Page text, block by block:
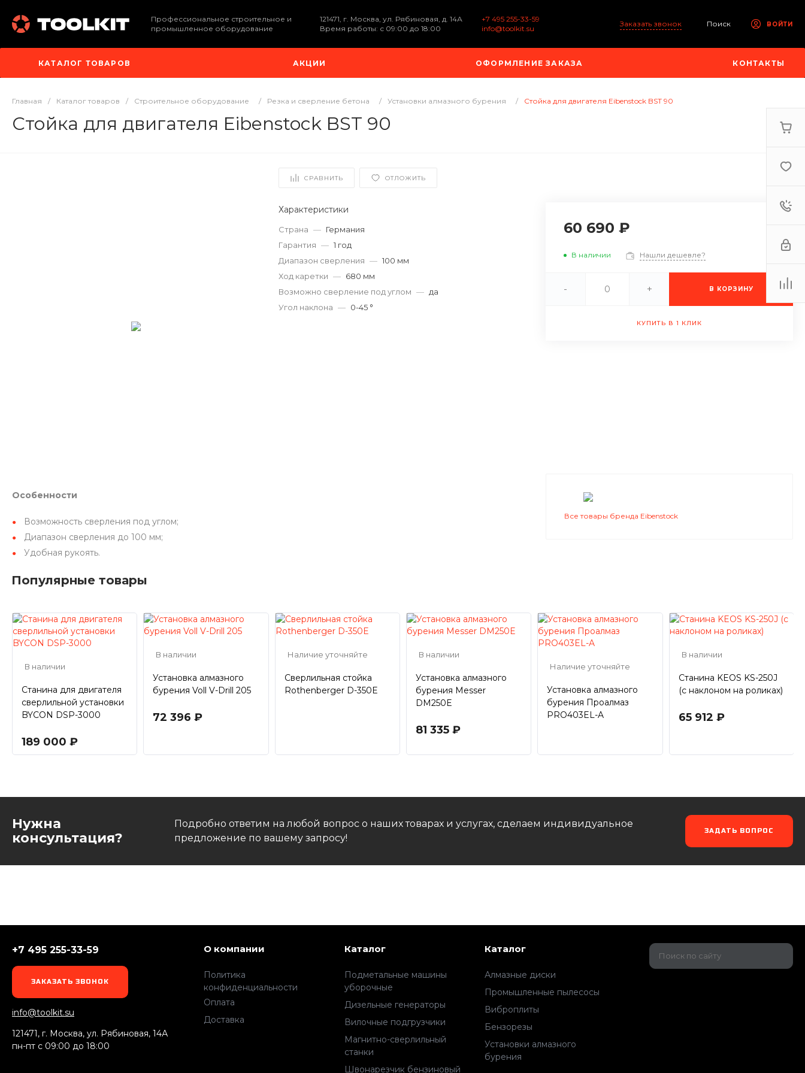
Профессиональное строительное и
промышленное оборудование
121471, г. Москва, ул. Рябиновая, д. 14А
Время работы: с 09:00 до 18:00
+7 495 255-33-59
info@toolkit.su
Заказать звонок Поиск ВОЙТИ
КАТАЛОГ ТОВАРОВ АКЦИИ ОФОРМЛЕНИЕ ЗАКАЗА КОНТАКТЫ
Главная / Каталог товаров / Строительное оборудование / Резка и сверление бетона / Установки алмазного бурения / Стойка для двигателя Eibenstock BST 90
Стойка для двигателя Eibenstock BST 90
СРАВНИТЬ ОТЛОЖИТЬ
Характеристики
Страна — Германия
Гарантия — 1 год
Диапазон сверления — 100 мм
Ход каретки — 680 мм
Возможно сверление под углом — да
Угол наклона — 0-45 °
60 690 ₽
В наличии Нашли дешевле?
- + В КОРЗИНУ
КУПИТЬ В 1 КЛИК
Особенности
Возможность сверления под углом;
Диапазон сверления до 100 мм;
Удобная рукоять.
Все товары бренда Eibenstock
Популярные товары
В наличии
Станина для двигателя
сверлильной установки
BYCON DSP-3000
189 000 ₽
В наличии
Установка алмазного
бурения Voll V-Drill 205
72 396 ₽
Наличие уточняйте
Сверлильная стойка
Rothenberger D-350E
В наличии
Установка алмазного
бурения Messer
DM250E
81 335 ₽
Наличие уточняйте
Установка алмазного
бурения Проалмаз
PRO403EL-A
В наличии
Станина KEOS KS-250J
(с наклоном на роликах)
65 912 ₽
Нужна
консультация?
Подробно ответим на любой вопрос о наших товарах и услугах, сделаем индивидуальное
предложение по вашему запросу!
ЗАДАТЬ ВОПРОС
+7 495 255-33-59
ЗАКАЗАТЬ ЗВОНОК
info@toolkit.su
121471, г. Москва, ул. Рябиновая, 14А
пн-пт c 09:00 до 18:00
О компании
Политика
конфиденциальности
Оплата
Доставка
Каталог
Подметальные машины
уборочные
Дизельные генераторы
Вилочные подгрузчики
Магнитно-сверлильный
станки
Швонарезчик бензиновый
Каталог
Алмазные диски
Промышленные пылесосы
Виброплиты
Бензорезы
Установки алмазного
бурения